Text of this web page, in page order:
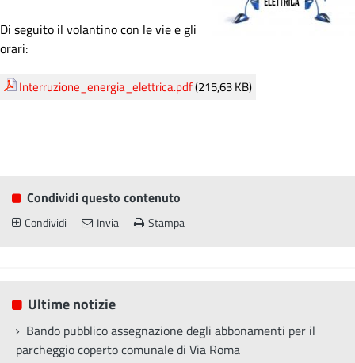
Di seguito il volantino con le vie e gli
orari:
Interruzione_energia_elettrica.pdf(215,63 KB)
Condividi questo contenuto
Condividi Invia Stampa
Ultime notizie
Bando pubblico assegnazione degli abbonamenti per il
parcheggio coperto comunale di Via Roma